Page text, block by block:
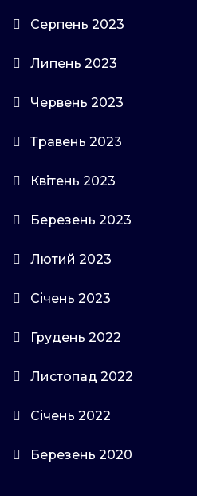
Серпень 2023
Липень 2023
Червень 2023
Травень 2023
Квітень 2023
Березень 2023
Лютий 2023
Січень 2023
Грудень 2022
Листопад 2022
Січень 2022
Березень 2020